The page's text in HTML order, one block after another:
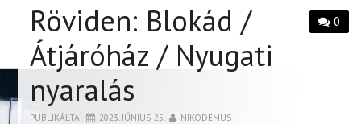
0
Röviden: Blokád /
Átjáróház / Nyugati
nyaralás
PUBLIKÁLTA 2023. JÚNIUS 25. NIKODEMUS